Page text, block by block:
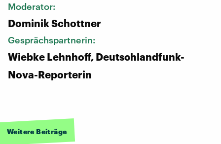
Moderator:
Dominik Schottner
Gesprächspartnerin:
Wiebke Lehnhoff, Deutschlandfunk-
Nova-Reporterin
Weitere Beiträge